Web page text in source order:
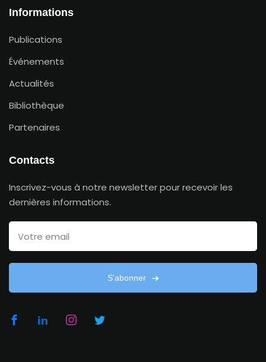
Informations
Publications
Événements
Actualités
Bibliothèque
Partenaires
Contacts
Inscrivez-vous à notre newsletter pour recevoir les
dernières informations.
S'abonner